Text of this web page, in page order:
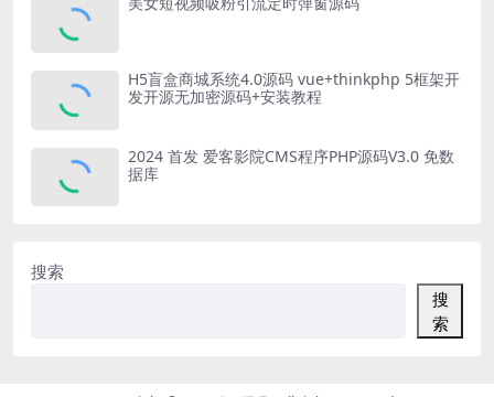
H5盲盒商城系统4.0源码 vue+thinkphp 5框架开
发开源无加密源码+安装教程
2024 首发 爱客影院CMS程序PHP源码V3.0 免数
据库
搜索
搜
索